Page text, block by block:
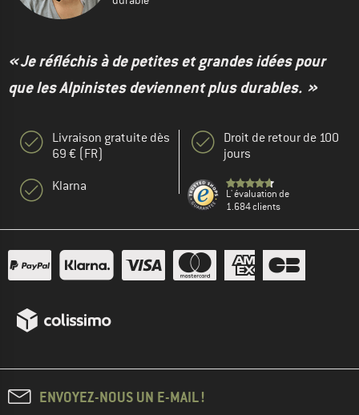
« Je réfléchis à de petites et grandes idées pour
que les Alpinistes deviennent plus durables. »
Livraison gratuite dès
69 € (FR)
Klarna
Droit de retour de 100
jours
L' évaluation de
1.684 clients
ENVOYEZ-NOUS UN E-MAIL !